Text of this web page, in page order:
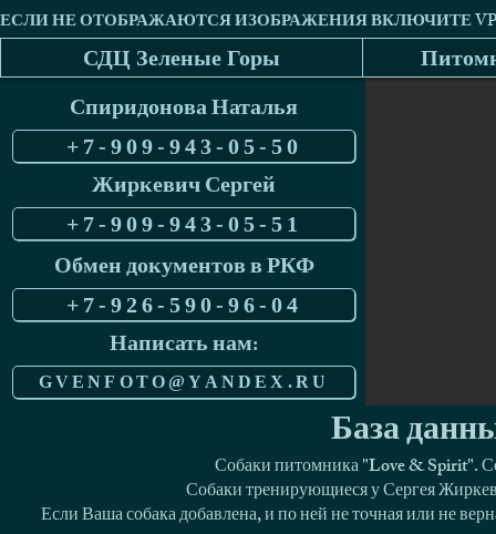
СДЦ Зеленые Горы
Спиридонова Наталья
+7-909-943-05-50
Жиркевич Сергей
+7-909-943-05-51
Обмен документов в РКФ
+7-926-590-96-04
Написать нам:
GVENFOTO@YANDEX.RU
База
Собаки питомника "Love & Spirit".
Собаки тренирующиеся у Сергея
Если Ваша собака добавлена, и по ней не точная или не